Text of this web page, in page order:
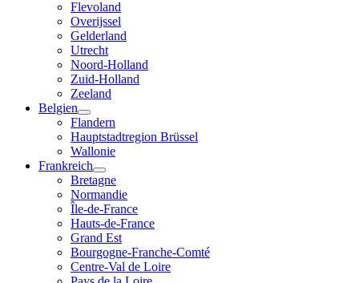
Flevoland
Overijssel
Gelderland
Utrecht
Noord-Holland
Zuid-Holland
Zeeland
Belgien
Flandern
Hauptstadtregion Brüssel
Wallonie
Frankreich
Bretagne
Normandie
Île-de-France
Hauts-de-France
Grand Est
Bourgogne-Franche-Comté
Centre-Val de Loire